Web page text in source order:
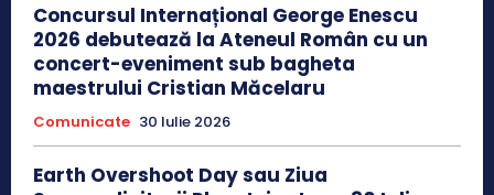
Concursul Internațional George Enescu
2026 debutează la Ateneul Român cu un
concert-eveniment sub bagheta
maestrului Cristian Măcelaru
Comunicate 30 Iulie 2026
Earth Overshoot Day sau Ziua